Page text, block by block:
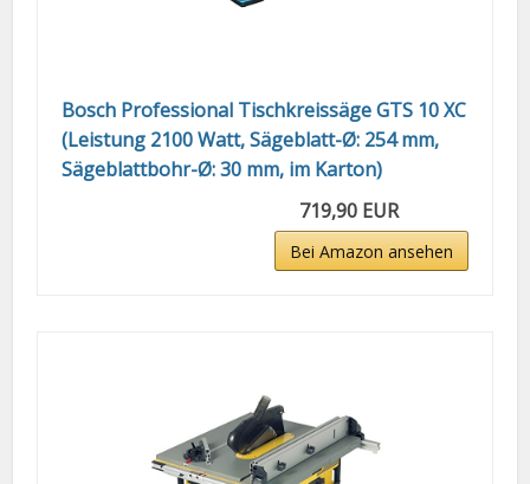
Bosch Professional Tischkreissäge GTS 10 XC
(Leistung 2100 Watt, Sägeblatt-Ø: 254 mm,
Sägeblattbohr-Ø: 30 mm, im Karton)
719,90 EUR
Bei Amazon ansehen